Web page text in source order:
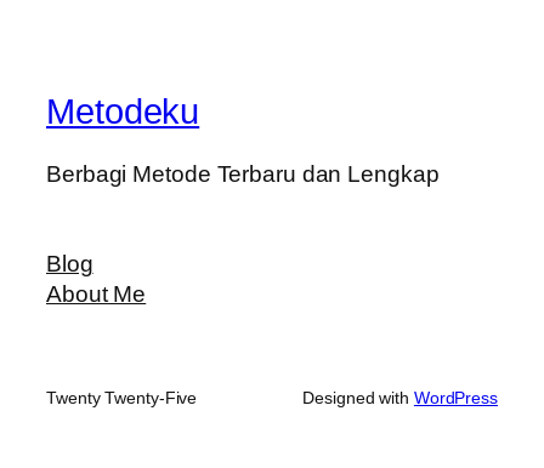
Metodeku
Berbagi Metode Terbaru dan Lengkap
Blog
About Me
Twenty Twenty-Five Designed with WordPress